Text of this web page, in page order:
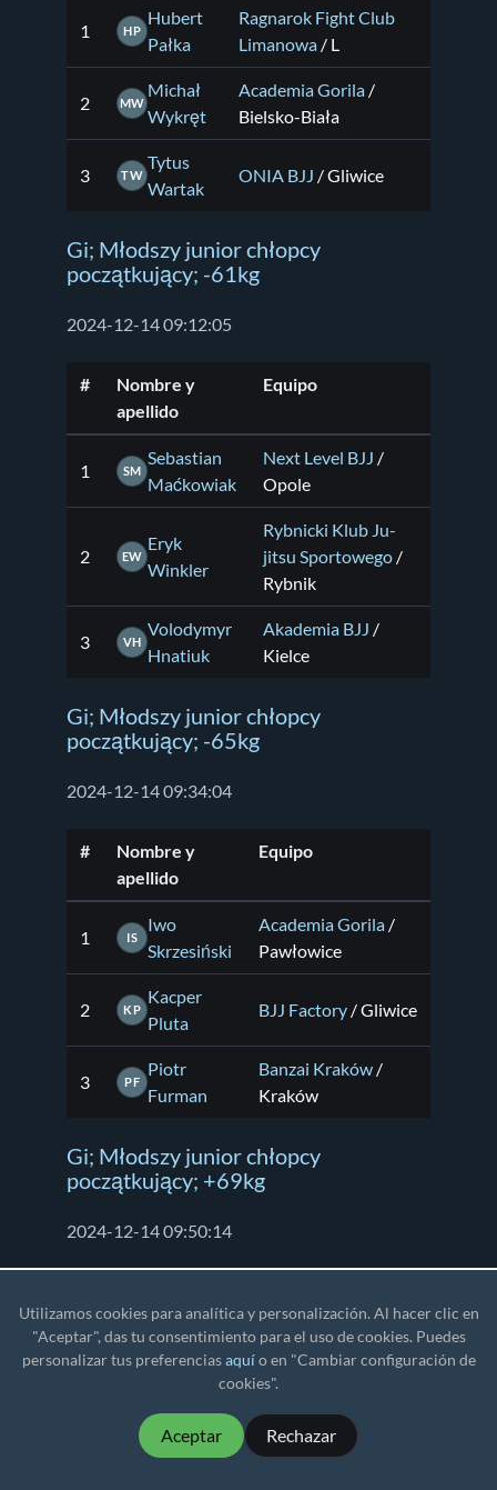
1 HP
Hubert
Pałka
Ragnarok Fight Club
Limanowa / L
2 MW
Michał
Wykręt
Academia Gorila /
Bielsko-Biała
3 TW
Tytus
Wartak
ONIA BJJ / Gliwice
Gi; Młodszy junior chłopcy
początkujący; -61kg
2024-12-14 09:12:05
#
Nombre y
apellido
Equipo
1 SM
Sebastian
Maćkowiak
Next Level BJJ /
Opole
2 EW
Eryk
Winkler
Rybnicki Klub Ju-
jitsu Sportowego /
Rybnik
3 VH
Volodymyr
Hnatiuk
Akademia BJJ /
Kielce
Gi; Młodszy junior chłopcy
początkujący; -65kg
2024-12-14 09:34:04
#
Nombre y
apellido
Equipo
1 IS
Iwo
Skrzesiński
Academia Gorila /
Pawłowice
2 KP
Kacper
Pluta
BJJ Factory / Gliwice
3 PF
Piotr
Furman
Banzai Kraków /
Kraków
Gi; Młodszy junior chłopcy
początkujący; +69kg
2024-12-14 09:50:14
apellido
Stanisław
Checkmat - Pride
MMA Gliwice
Gliwice
KS STEIN
Utilizamos cookies para analítica y personalización. Al hacer clic en
"Aceptar", das tu consentimiento para el uso de cookies. Puedes
personalizar tus preferenciasaquío en "Cambiar configuración de
cookies".
Aceptar Rechazar